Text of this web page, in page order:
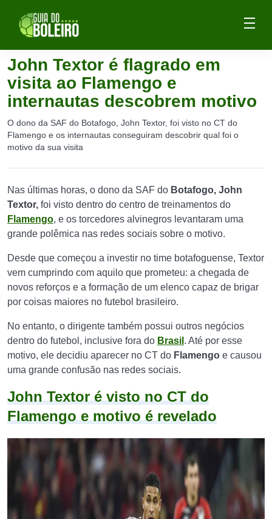
John Textor é flagrado em
visita ao Flamengo e
internautas descobrem motivo
O dono da SAF do Botafogo, John Textor, foi visto no CT do
Flamengo e os internautas conseguiram descobrir qual foi o
motivo da sua visita
Nas últimas horas, o dono da SAF do Botafogo, John
Textor, foi visto dentro do centro de treinamentos do
Flamengo, e os torcedores alvinegros levantaram uma
grande polêmica nas redes sociais sobre o motivo.
Desde que começou a investir no time botafoguense, Textor
vem cumprindo com aquilo que prometeu: a chegada de
novos reforços e a formação de um elenco capaz de brigar
por coisas maiores no futebol brasileiro.
No entanto, o dirigente também possui outros negócios
dentro do futebol, inclusive fora do Brasil . Até por esse
motivo, ele decidiu aparecer no CT do Flamengo e causou
uma grande confusão nas redes sociais.
John Textor é visto no CT do
Flamengo e motivo é revelado